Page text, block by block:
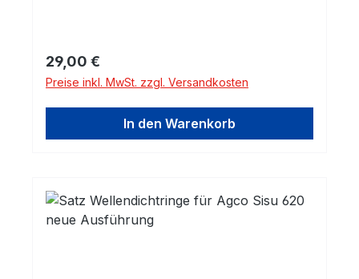
Regulärer Preis:
29,00 €
Preise inkl. MwSt. zzgl. Versandkosten
In den Warenkorb